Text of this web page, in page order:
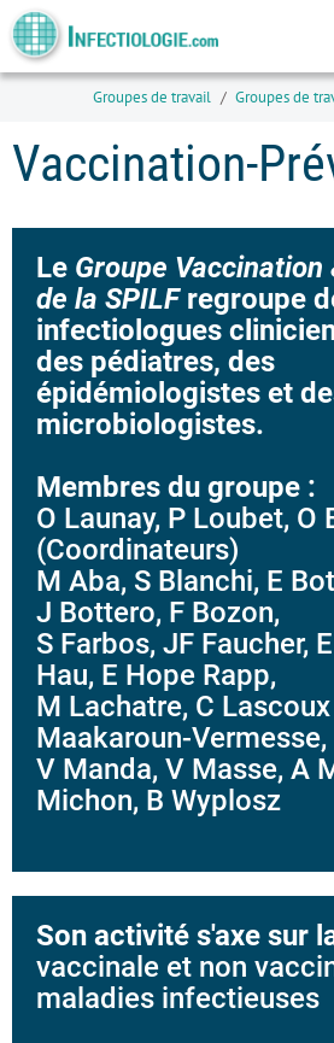
Groupes de travail Groupes de
Vaccination-
Le Groupe Vaccination
de la SPILFregroupe
infectiologues
des pédiatres, des
épidémiologistes et
microbiologistes.
Membres du groupe :
O Launay, P Loubet, O
(Coordinateurs)
M Aba, S Blanchi, E
J Bottero, F Bozon,
S Farbos, JF Faucher,
Hau, E Hope Rapp,
M Lachatre, C
Maakaroun-Vermesse,
V Manda, V Masse, A
Michon, B Wyplosz
Son activité s'axe sur
vaccinale et non
maladies infectieuses